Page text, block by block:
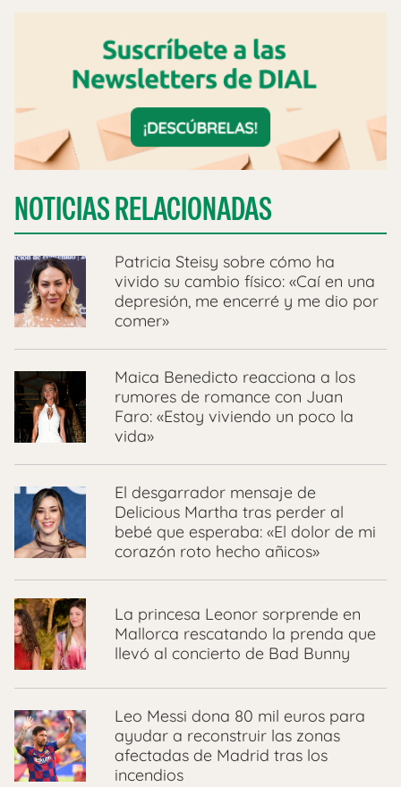
NOTICIAS RELACIONADAS
Patricia Steisy sobre cómo ha
vivido su cambio físico: «Caí en una
depresión, me encerré y me dio por
comer»
Maica Benedicto reacciona a los
rumores de romance con Juan
Faro: «Estoy viviendo un poco la
vida»
El desgarrador mensaje de
Delicious Martha tras perder al
bebé que esperaba: «El dolor de mi
corazón roto hecho añicos»
La princesa Leonor sorprende en
Mallorca rescatando la prenda que
llevó al concierto de Bad Bunny
Leo Messi dona 80 mil euros para
ayudar a reconstruir las zonas
afectadas de Madrid tras los
incendios